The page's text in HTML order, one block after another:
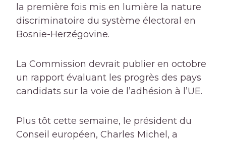
la première fois mis en lumière la nature
discriminatoire du système électoral en
Bosnie-Herzégovine.
La Commission devrait publier en octobre
un rapport évaluant les progrès des pays
candidats sur la voie de l’adhésion à l’UE.
Plus tôt cette semaine, le président du
Conseil européen, Charles Michel, a